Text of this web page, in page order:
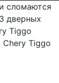
сломаются
дверных
Tiggo
Chery Tiggo